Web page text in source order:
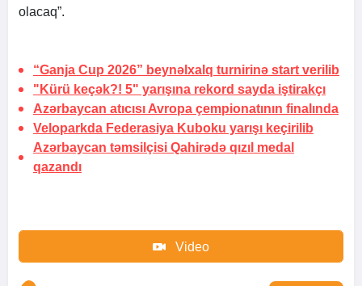
olacaq”.
“Ganja Cup 2026” beynəlxalq turnirinə start verilib
"Kürü keçək?! 5" yarışına rekord sayda iştirakçı
Azərbaycan atıcısı Avropa çempionatının finalında
Veloparkda Federasiya Kuboku yarışı keçirilib
Azərbaycan təmsilçisi Qahirədə qızıl medal
qazandı
Video